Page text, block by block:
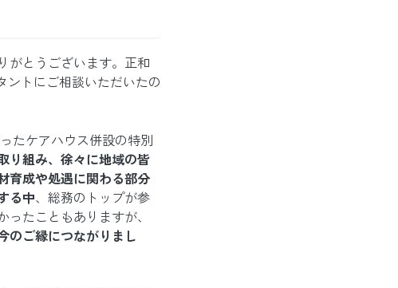
がとうございます。正和
ントにご相談いただいたの
たケアハウス併設の特別
り組み、徐々に地域の皆
育成や処遇に関わる部分
る中、総務のトップが参
たこともありますが、
のご縁につながりまし